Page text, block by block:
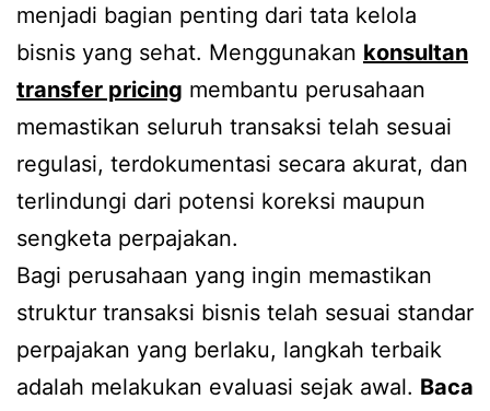
menjadi bagian penting dari tata kelola
bisnis yang sehat. Menggunakan konsultan
transfer pricing membantu perusahaan
memastikan seluruh transaksi telah sesuai
regulasi, terdokumentasi secara akurat, dan
terlindungi dari potensi koreksi maupun
sengketa perpajakan.
Bagi perusahaan yang ingin memastikan
struktur transaksi bisnis telah sesuai standar
perpajakan yang berlaku, langkah terbaik
adalah melakukan evaluasi sejak awal. Baca